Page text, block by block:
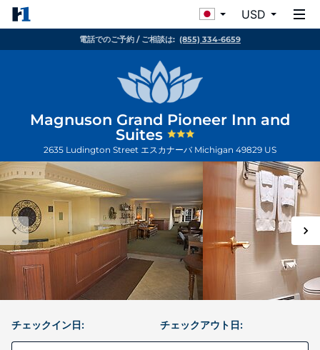
USD
電話でのご予約 / ご相談は: (855) 334-6659
Magnuson Grand Pioneer Inn and
Suites
2635 Ludington Street エスカナーバ Michigan 49829 US
チェックイン日: チェックアウト日: